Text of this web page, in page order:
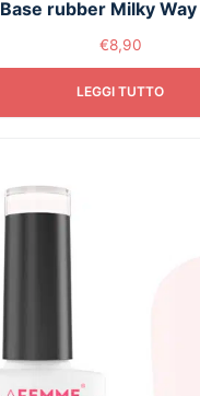
Base rubber Milky Way
€8,90
LEGGI TUTTO